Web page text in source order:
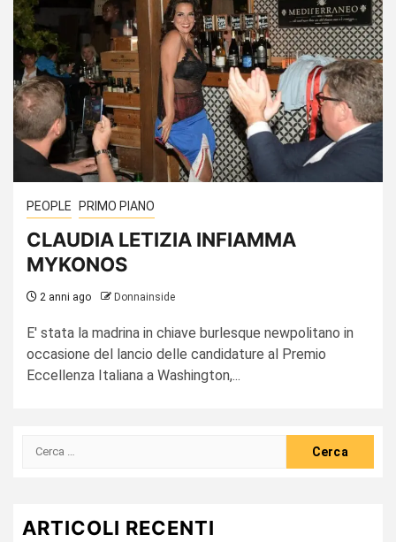
PEOPLE PRIMO PIANO
CLAUDIA LETIZIA INFIAMMA
MYKONOS
2 anni ago Donnainside
E' stata la madrina in chiave burlesque newpolitano in
occasione del lancio delle candidature al Premio
Eccellenza Italiana a Washington,...
Ricerca
ARTICOLI RECENTI